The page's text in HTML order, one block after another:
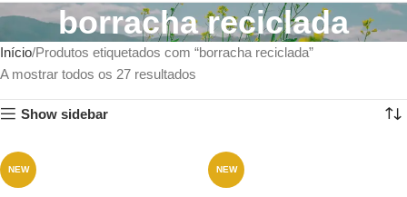
borracha reciclada
Início Produtos etiquetados com “borracha reciclada”
A mostrar todos os 27 resultados
Show sidebar
NEW NEW